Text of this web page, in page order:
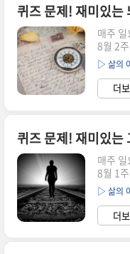
분의 상
셨다면
개!!] 퀴
3과 우
면, 정
땅, 서
문제..
퀴즈 문제! 재미있는
매주
8월 2
드리는
들 때는
최선입
리는 문
분의 상
셨다면
개!!] 퀴
는 log
래와 같
음 ▶함
극강 난
▷ 삶의
더
퀴즈 문제! 재미있는
매주
8월 1
드리는
들 때는
최선입
리는 문
▷ 삶의
더